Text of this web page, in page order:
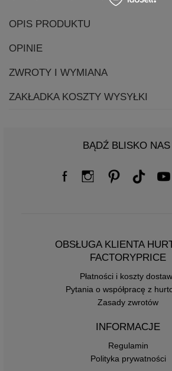
OPIS PRODUKTU
OPINIE
ZWROTY I WYMIANA
ZAKŁADKA KOSZTY WYSYŁKI
BĄDŹ BLISKO NAS
OBSŁUGA KLIENTA
FACTORYPRICE
Płatności i koszty
Pytania o współpracę z
Zasady zwrotów
INFORMACJE
Regulamin
Polityka prywatności